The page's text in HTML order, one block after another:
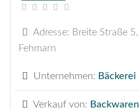
Adresse: Breite Straße 5,
Fehmarn
Unternehmen: Bäckerei
Verkauf von: Backwaren